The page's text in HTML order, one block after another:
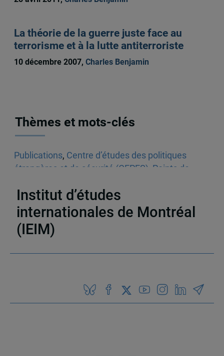
La théorie de la guerre juste face au
terrorisme et à la lutte antiterroriste
10 décembre 2007, Charles Benjamin
Thèmes et mots-clés
Publications, Centre d’études des politiques
étrangères et de sécurité (CEPES) Points de
Institut d’études
internationales de Montréal
(IEIM)